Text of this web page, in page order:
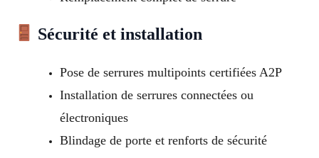
Sécurité et installation
Pose de serrures multipoints certifiées A2P
Installation de serrures connectées ou
électroniques
Blindage de porte et renforts de sécurité